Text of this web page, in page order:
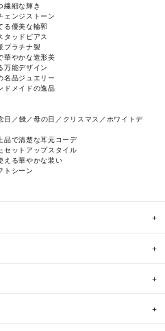
繊細な輝き
ェンジストーン
る優美な輪郭
タッドピアス
プラチナ製
華やかな造形美
万能デザイン
名品ジュエリー
ドメイドの逸品
日／餞／母の日／クリスマス／ホワイトデ
品で清楚な耳元コーデ
セットアップスタイル
える華やかな装い
トシーン